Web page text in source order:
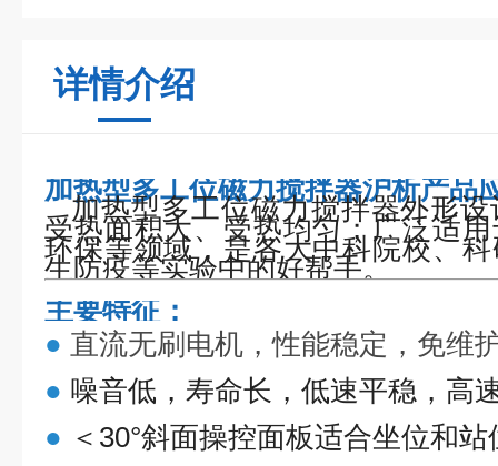
详情介绍
加热型多工位磁力搅拌器沪析产品
加热型多工位磁力搅拌器外形
受热面积大、受热均匀；广泛适
环保等领域，是各大中科院校、
生防疫等实验中的好帮手。
主要特征：
● 直流无刷电机，性能稳定，免维
● 噪音低，寿命长，低速平稳，高
● ＜30°斜面操控面板适合坐位和